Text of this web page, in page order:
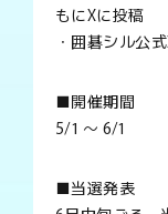
もにXに投稿
・囲碁シル公
■開催期間
5/1 ～ 6/1
■当選発表